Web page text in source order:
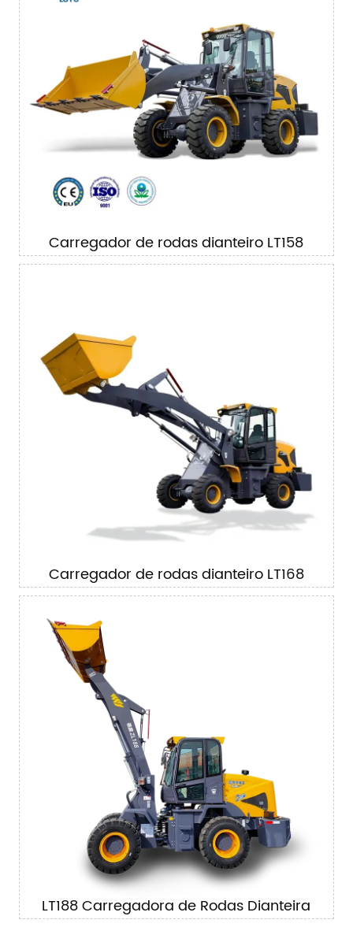
Carregador de rodas dianteiro LT158
Carregador de rodas dianteiro LT168
LT188 Carregadora de Rodas Dianteira